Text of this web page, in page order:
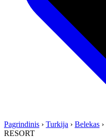
Pagrindinis › Turkija › Belekas ›
RESORT